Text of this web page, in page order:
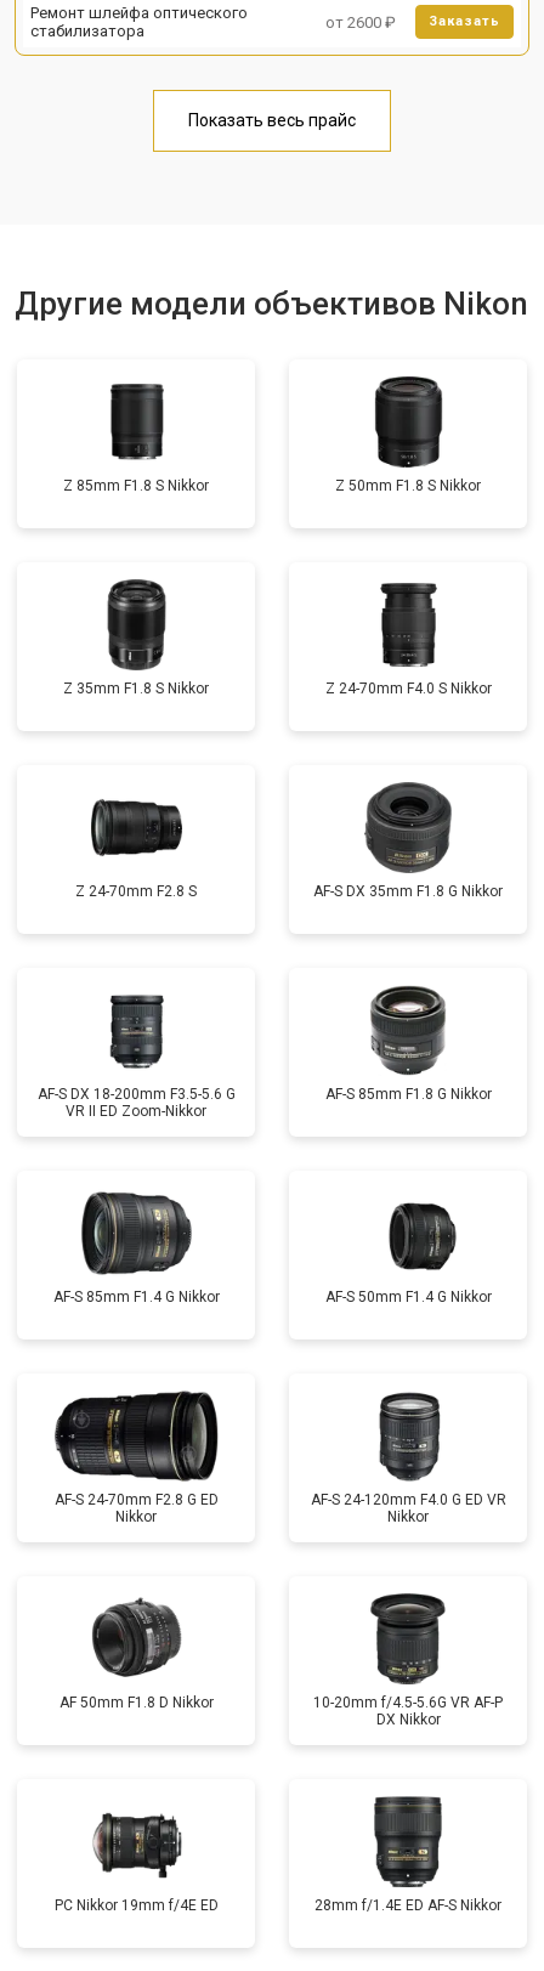
Ремонт шлейфа оптического
стабилизатора
от 2600 ₽ Заказать
Показать весь прайс
Другие модели объективов Nikon
Z 85mm F1.8 S Nikkor Z 50mm F1.8 S Nikkor
Z 35mm F1.8 S Nikkor Z 24-70mm F4.0 S Nikkor
Z 24-70mm F2.8 S AF-S DX 35mm F1.8 G Nikkor
AF-S DX 18-200mm F3.5-5.6 G
VR II ED Zoom-Nikkor
AF-S 85mm F1.8 G Nikkor
AF-S 85mm F1.4 G Nikkor AF-S 50mm F1.4 G Nikkor
AF-S 24-70mm F2.8 G ED
Nikkor
AF-S 24-120mm F4.0 G ED VR
Nikkor
AF 50mm F1.8 D Nikkor
10-20mm f/4.5-5.6G VR AF-P
DX Nikkor
PC Nikkor 19mm f/4E ED 28mm f/1.4E ED AF-S Nikkor